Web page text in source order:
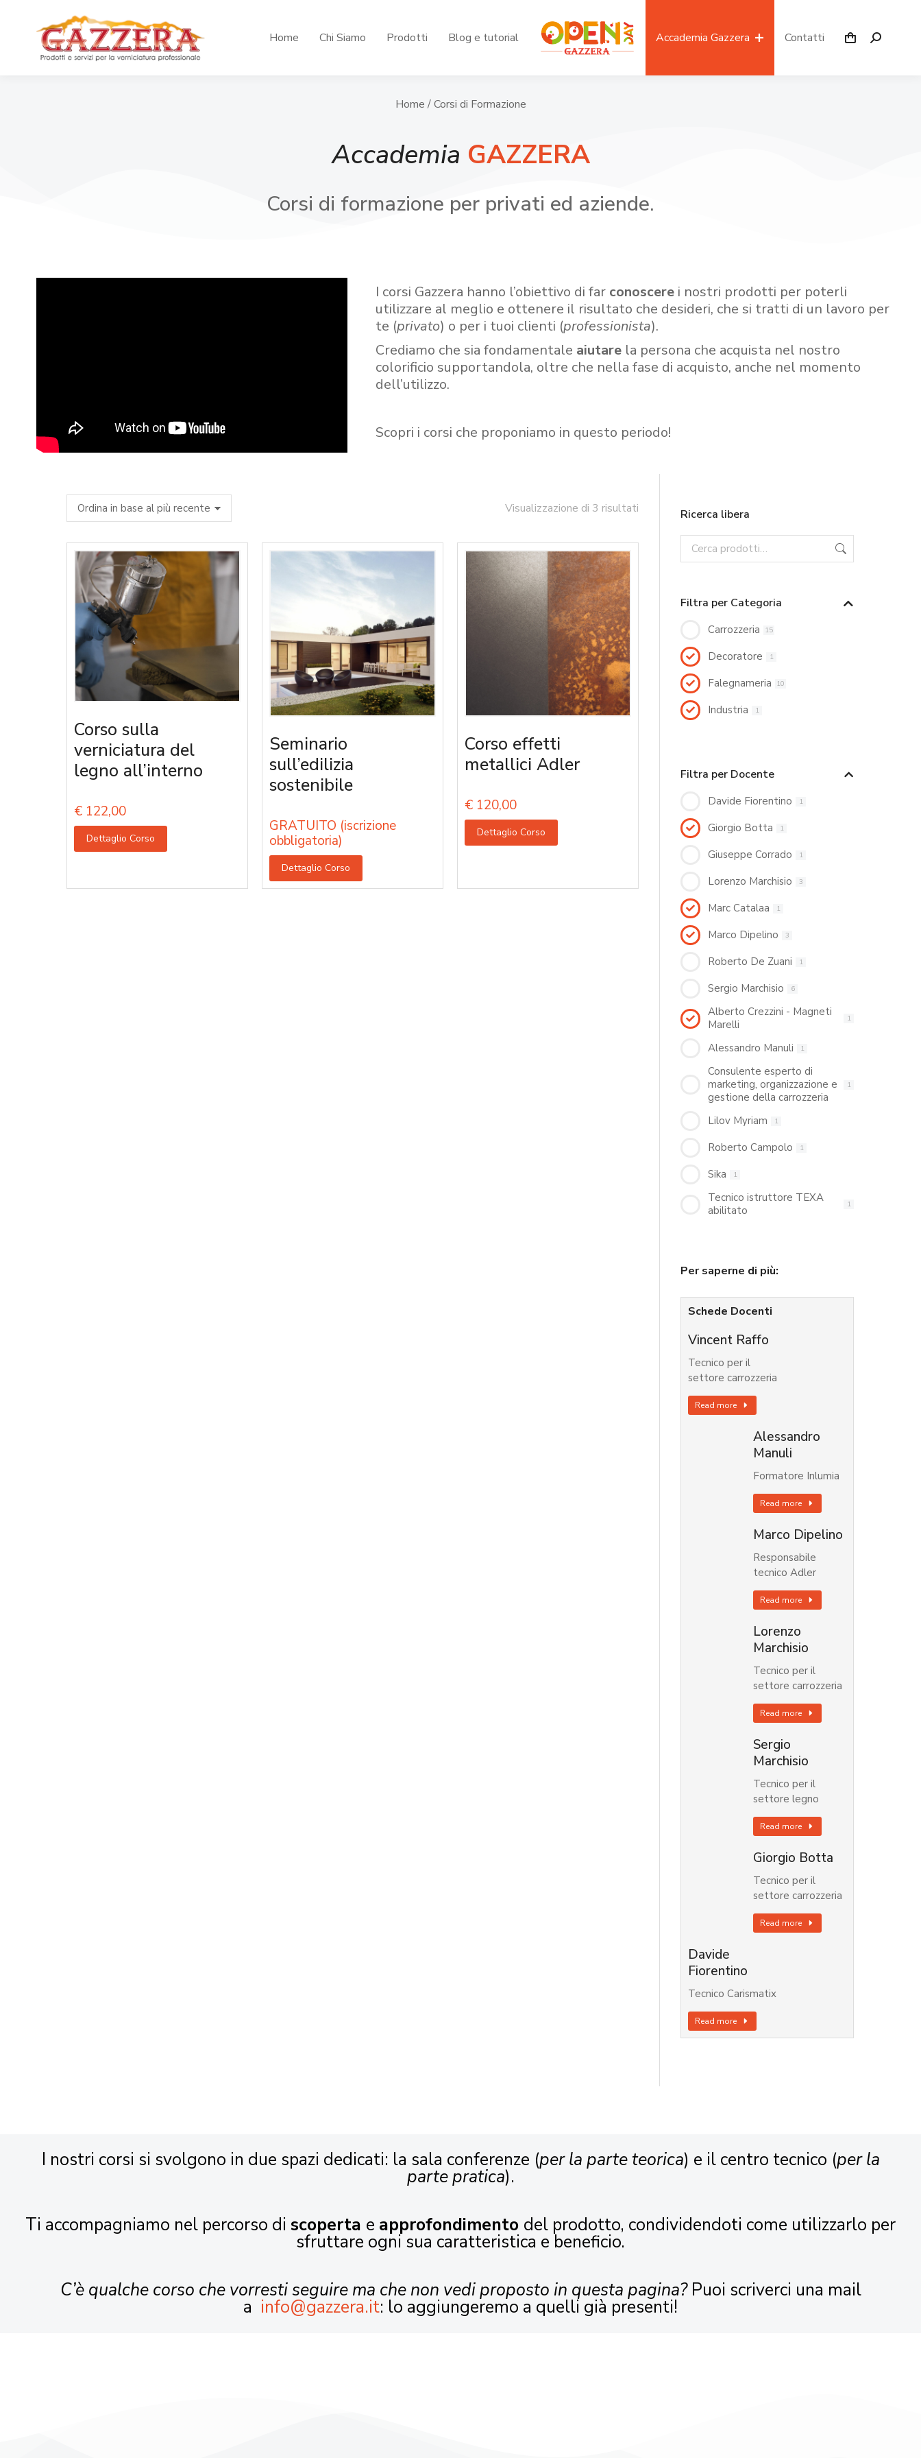
Home Chi Siamo Prodotti Blog e tutorial Accademia Gazzera Contatti
Home / Corsi di Formazione
Accademia GAZZERA
Corsi di formazione per privati ed aziende.
I corsi Gazzera hanno l’obiettivo di far conoscerei nostri prodotti per poterli
utilizzare al meglio e ottenere il risultato che desideri, che si tratti di un lavoro per
te (privato) o per i tuoi clienti (professionista).
Crediamo che sia fondamentale aiutare la persona che acquista nel nostro
colorificio supportandola, oltre che nella fase di acquisto, anche nel momento
dell’utilizzo.
Scopri i corsi che proponiamo in questo periodo!
Visualizzazione di 3 risultati
Corso sulla
verniciatura del
legno all’interno
€ 122,00
Dettaglio Corso
Seminario
sull’edilizia
sostenibile
GRATUITO (iscrizione
obbligatoria)
Dettaglio Corso
Corso effetti
metallici Adler
€ 120,00
Dettaglio Corso
Ricerca libera
Filtra per Categoria
Carrozzeria 15
Decoratore 1
Falegnameria 10
Industria 1
Filtra per Docente
Davide Fiorentino 1
Giorgio Botta 1
Giuseppe Corrado 1
Lorenzo Marchisio 3
Marc Catalaa 1
Marco Dipelino 3
Roberto De Zuani 1
Sergio Marchisio 6
Alberto Crezzini - Magneti
Marelli
1
Alessandro Manuli 1
Consulente esperto di
marketing, organizzazione e
gestione della carrozzeria
1
Lilov Myriam 1
Roberto Campolo 1
Sika 1
Tecnico istruttore TEXA
abilitato
1
Per saperne di più:
Schede Docenti
Vincent Raffo
Tecnico per il
settore carrozzeria
Read more
Alessandro
Manuli
Formatore Inlumia
Read more
Marco Dipelino
Responsabile
tecnico Adler
Read more
Lorenzo
Marchisio
Tecnico per il
settore carrozzeria
Read more
Sergio
Marchisio
Tecnico per il
settore legno
Read more
Giorgio Botta
Tecnico per il
settore carrozzeria
Read more
Davide
Fiorentino
Tecnico Carismatix
Read more
I nostri corsi si svolgono in due spazi dedicati: la sala conferenze (per la parte teorica) e il centro tecnico (per la
parte pratica).
Ti accompagniamo nel percorso di scoperta e approfondimento del prodotto, condividendoti come utilizzarlo per
sfruttare ogni sua caratteristica e beneficio.
C’è qualche corso che vorresti seguire ma che non vedi proposto in questa pagina?Puoi scriverci una mail
a info@gazzera.it: lo aggiungeremo a quelli già presenti!